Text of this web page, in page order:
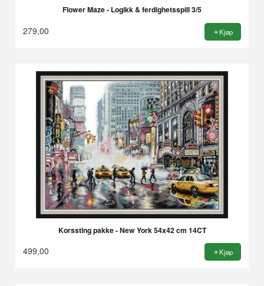
Flower Maze - Logikk & ferdighetsspill 3/5
279,00 Kjøp
Korssting pakke - New York 54x42 cm 14CT
499,00 Kjøp